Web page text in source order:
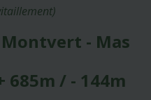
Montvert - Mas
685m / - 144m